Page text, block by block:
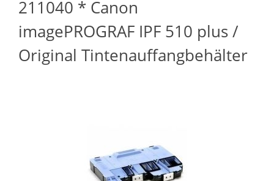
211040 * Canon
imagePROGRAF IPF 510 plus /
Original Tintenauffangbehälter